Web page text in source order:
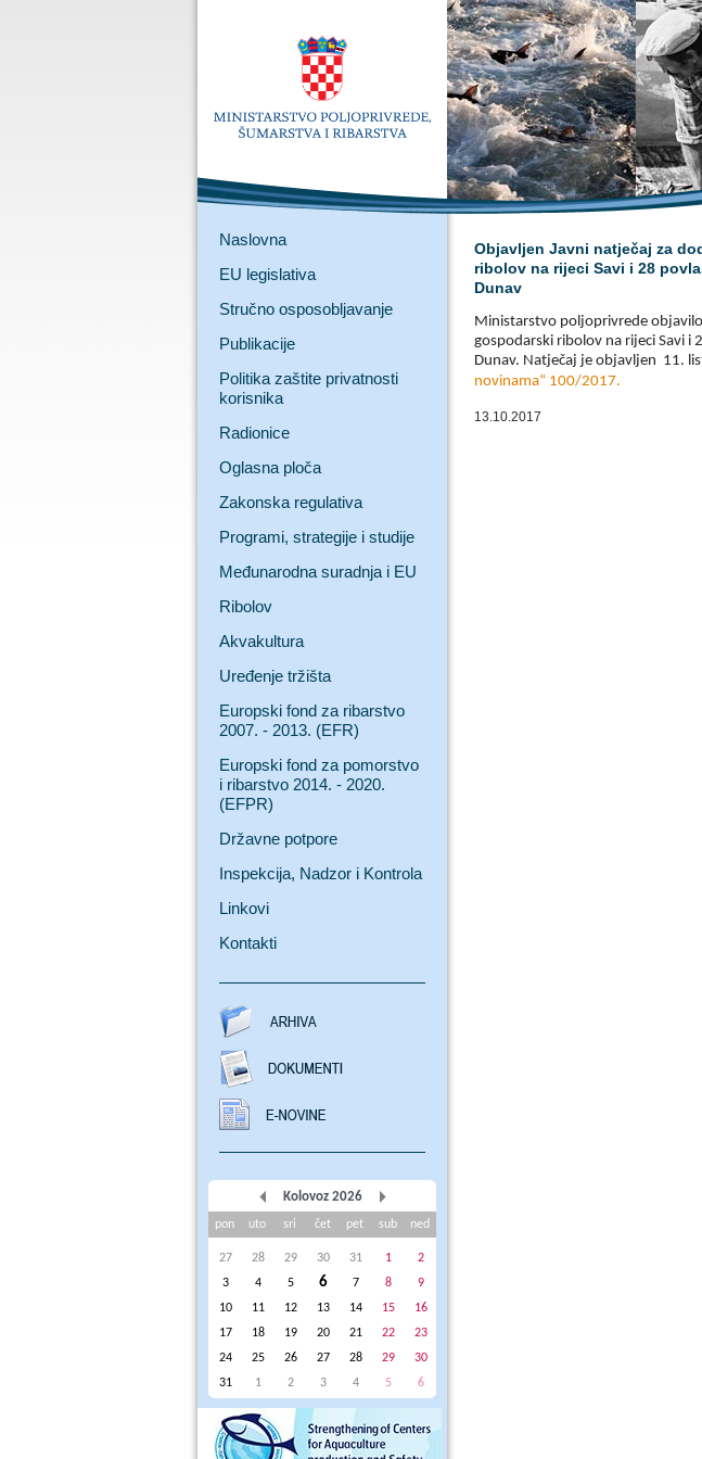
Naslovna
EU legislativa
Stručno osposobljavanje
Publikacije
Politika zaštite privatnosti
korisnika
Radionice
Oglasna ploča
Zakonska regulativa
Programi, strategije i studije
Međunarodna suradnja i EU
Ribolov
Akvakultura
Uređenje tržišta
Europski fond za ribarstvo
2007. - 2013. (EFR)
Europski fond za pomorstvo
i ribarstvo 2014. - 2020.
(EFPR)
Državne potpore
Inspekcija, Nadzor i Kontrola
Linkovi
Kontakti
Kolovoz 2026
pon uto sri čet pet sub ned
27 28 29 30 31 1
2
3
4 5 6 7 8
9
10
11 12 13 14 15
16
17
18 19 20 21 22
23
24
25 26 27 28 29
30
31
1 2 3 4 5 6
Objavljen Javni natječaj za
ribolov na rijeci Savi i 28
Dunav
Ministarstvo poljoprivrede
gospodarski ribolov na rijeci Savi i
Dunav. Natječaj je objavljen 11.
novinama“ 100/2017.
13.10.2017